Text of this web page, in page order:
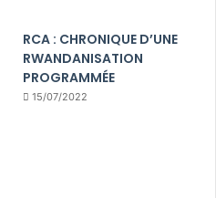
RCA : CHRONIQUE D’UNE
RWANDANISATION
PROGRAMMÉE
15/07/2022